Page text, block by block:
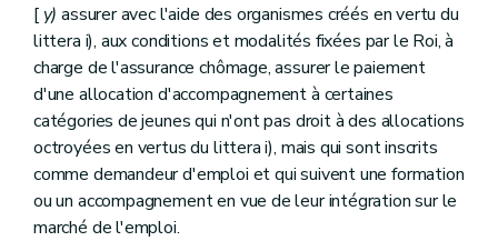
[y) assurer avec l'aide des organismes créés en vertu du
littera i), aux conditions et modalités fixées par le Roi, à
charge de l'assurance chômage, assurer le paiement
d'une allocation d'accompagnement à certaines
catégories de jeunes qui n'ont pas droit à des allocations
octroyées en vertus du littera i), mais qui sont inscrits
comme demandeur d'emploi et qui suivent une formation
ou un accompagnement en vue de leur intégration sur le
marché de l'emploi.